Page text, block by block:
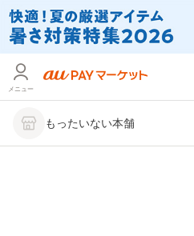
メニュー
もったいない本舗